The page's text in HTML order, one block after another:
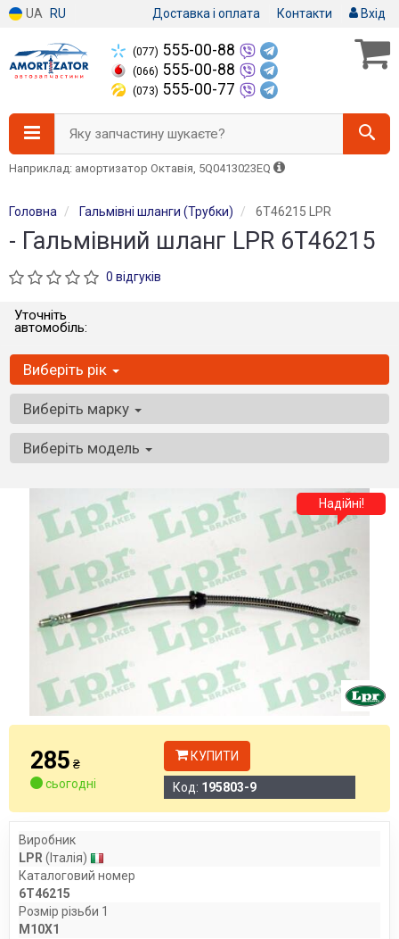
UA RU Доставка і оплата Контакти Вхід
(077) 555-00-88
(066) 555-00-88
(073) 555-00-77
Яку запчастину шукаєте?
Наприклад: амортизатор Октавія, 5Q0413023EQ
Головна Гальмівні шланги (Трубки) 6T46215 LPR
- Гальмівний шланг LPR 6T46215
0 відгуків
Уточніть
автомобіль:
Виберіть рік
Виберіть марку
Виберіть модель
Надійні!
285 ₴
сьогодні
КУПИТИ
Код: 195803-9
Виробник
LPR (Італія)
Каталоговий номер
6T46215
Розмір різьби 1
M10X1